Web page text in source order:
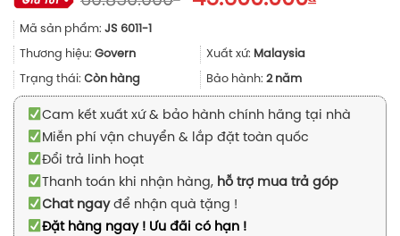
60.850.000₫.
Mã sản phẩm: JS 6011-1
Thương hiệu: Govern Xuất xứ: Malaysia
Trạng thái: Còn hàng Bảo hành: 2 năm
Cam kết xuất xứ & bảo hành chính hãng tại nhà
Miễn phí vận chuyển & lắp đặt toàn quốc
Đổi trả linh hoạt
Thanh toán khi nhận hàng, hỗ trợ mua trả góp
Chat ngayđể nhận quà tặng !
Đặt hàng ngay ! Ưu đãi có hạn !